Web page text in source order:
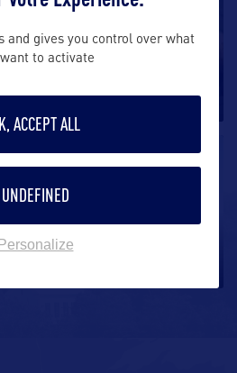
Yellowstone
…
Inc
première distillerie légale
and gives you control over what
to activate
ACCEPT ALL
UNDEFINED
Personalize